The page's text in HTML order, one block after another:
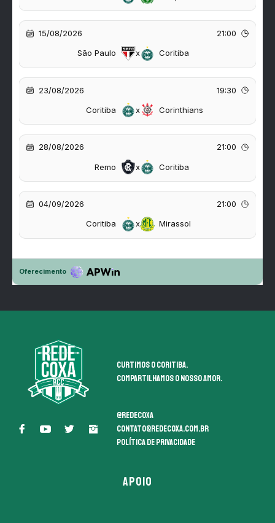
Curtimos o coritiba.
Compartilhamos o nosso amor.
@redecoxa
contato@redecoxa.com.br
Política de Privacidade
APOIO